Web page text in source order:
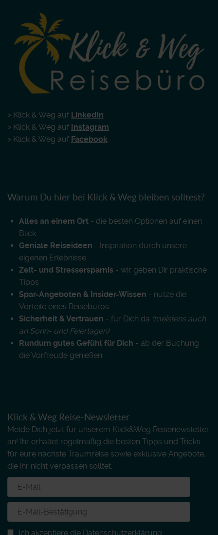
> Klick & Weg auf LinkedIn
> Klick & Weg auf Instagram
> Klick & Weg auf Facebook
Warum Du hier bei Klick & Weg bleiben solltest?
Alles an einem Ort - die besten Optionen auf einen
Blick
Geniale Reiseideen - Inspiration durch unsere
eigenen Erlebnisse
Zeit- und Stressersparnis - wir geben Dir praktische
Tipps
Spar-Angeboten & Insider-Wissen - nutze die
Vorteile eines Reisebüros
Sicherheit & Vertrauen - für Dich da (meistens auch
an Sonn- und Feiertagen)
Rundum gutes Gefühl für Dich - ab der Buchung
die Vorfreude genießen
Klick & Weg Reise-Newsletter
Melde Dich jetzt für unserem Klick&Weg Reisenewsletter
an! Ihr erhaltet regelmäßig die besten Tipps und Tricks
für eure nächste Traumreise sowie exklusive Angebote,
die ihr nicht verpassen solltet.
Ich akzeptiere die Datenschutzerklärung